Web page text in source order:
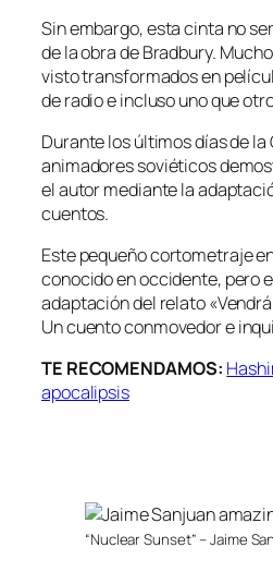
Sin embargo, esta cinta no
de la obra de Bradbury.
visto transformados en
de radio e incluso uno que
Durante los últimos días de la
animadores soviéticos
el autor mediante la
cuentos.
Este pequeño cortometraje
conocido en occidente, pero
adaptación del relato
Un cuento conmovedor e
TE RECOMENDAMOS:
apocalipsis
“Nuclear Sunset” – Jaime